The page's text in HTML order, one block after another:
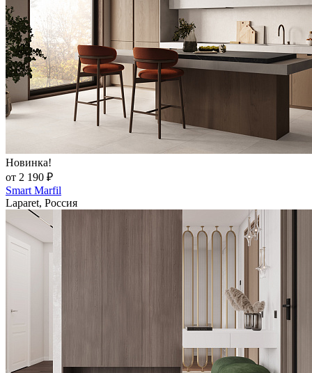
Новинка!
от 2 190 ₽
Smart Marfil
Laparet, Россия